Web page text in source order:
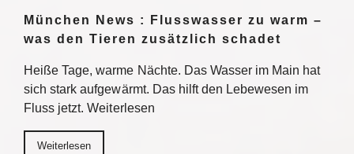
München News : Flusswasser zu warm –
was den Tieren zusätzlich schadet
Heiße Tage, warme Nächte. Das Wasser im Main hat
sich stark aufgewärmt. Das hilft den Lebewesen im
Fluss jetzt. Weiterlesen
Weiterlesen